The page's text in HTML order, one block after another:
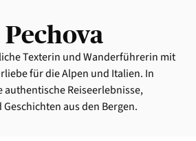
Texterin und Wanderführerin mit
für die Alpen und Italien. In
Reiseerlebnisse,
aus den Bergen.